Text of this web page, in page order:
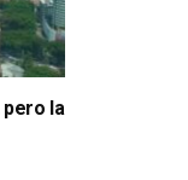
pero la